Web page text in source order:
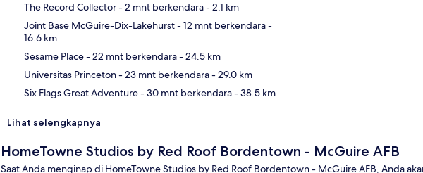
The Record Collector- 2 mnt berkendara- 2.1 km
Joint Base McGuire-Dix-Lakehurst- 12 mnt berkendara-
16.6 km
Sesame Place- 22 mnt berkendara- 24.5 km
Universitas Princeton- 23 mnt berkendara- 29.0 km
Six Flags Great Adventure- 30 mnt berkendara- 38.5 km
Lihat selengkapnya
HomeTowne Studios by Red Roof Bordentown - McGuire AFB
Saat Anda menginap di HomeTowne Studios by Red Roof Bordentown - McGuire AFB, Anda